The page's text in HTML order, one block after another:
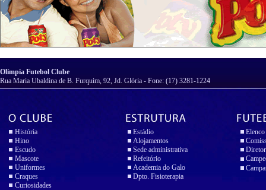
Olímpia Futebol Clube
Rua Maria Ubaldina de B. Furquim, 92, Jd. Glória - Fone: (17) 3281-1224
História
Hino
Escudo
Mascote
Uniformes
Craques
Curiosidades
Estádio
Alojamentos
Sede administrativa
Refeitório
Academia do Galo
Dpto. Fisioterapia
Elenco